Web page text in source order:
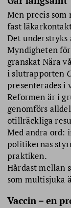
Men precis
fast
Det
Myndigheten
granskat Nära
i slutrapporten
presenterades i
Reformen är i
genomförs
otillräckliga
Med andra ord:
politikernas
praktiken.
Hårdast mellan
som multisjuka
Vaccin – en